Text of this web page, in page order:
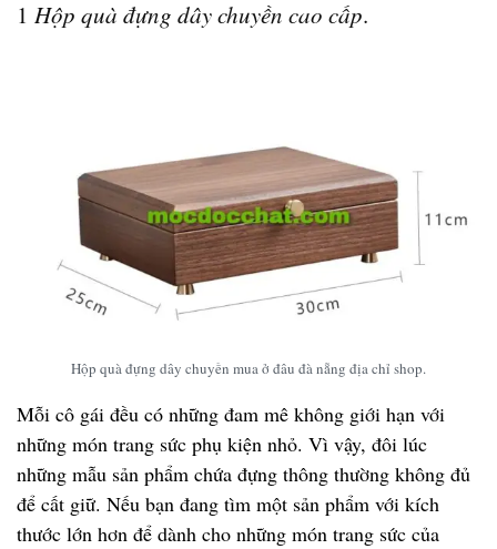
1 Hộp quà đựng dây chuyền cao cấp.
Hộp quà đựng dây chuyền mua ở đâu đà nẵng địa chỉ shop.
Mỗi cô gái đều có những đam mê không giới hạn với
những món trang sức phụ kiện nhỏ. Vì vậy, đôi lúc
những mẫu sản phẩm chứa đựng thông thường không đủ
để cất giữ. Nếu bạn đang tìm một sản phẩm với kích
thước lớn hơn để dành cho những món trang sức của